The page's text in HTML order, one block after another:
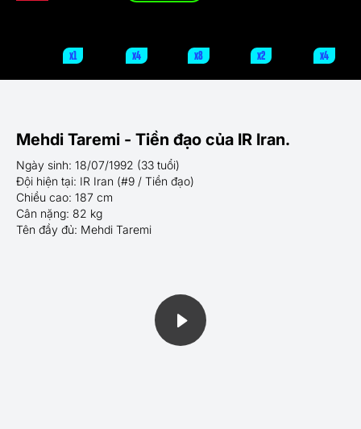
x1 x4 x8 x2 x4
Mehdi Taremi - Tiền đạo của IR Iran.
Ngày sinh: 18/07/1992 (33 tuổi)
Đội hiện tại: IR Iran (#9 / Tiền đạo)
Chiều cao: 187 cm
Cân nặng: 82 kg
Tên đầy đủ: Mehdi Taremi